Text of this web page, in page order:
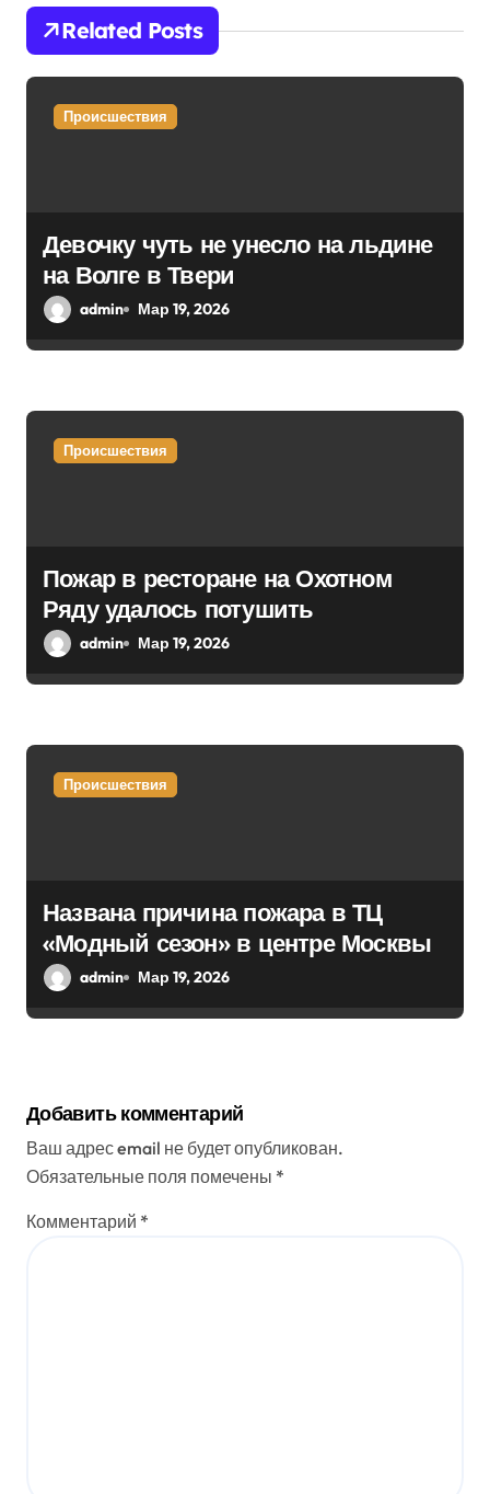
я
п
п
и
с
я
Related Posts
Происшествия
Девочку чуть не унесло на льдине
на Волге в Твери
admin Мар 19, 2026
Происшествия
Пожар в ресторане на Охотном
Ряду удалось потушить
admin Мар 19, 2026
Происшествия
Названа причина пожара в ТЦ
«Модный сезон» в центре Москвы
admin Мар 19, 2026
Добавить комментарий
Ваш адрес email не будет опубликован.
Обязательные поля помечены *
Комментарий *